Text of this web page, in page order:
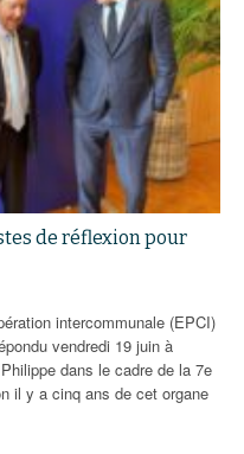
de réflexion pour
intercommunale (EPCI)
vendredi 19 juin à
dans le cadre de la 7e
il y a cinq ans de cet organe